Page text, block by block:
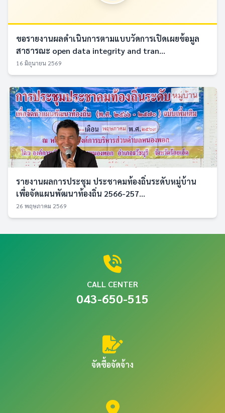
ขอรายงานผลดำเนินการตามแบบวัดการเปิดเผยข้อมูล
สาธารณะ open data integrity and tran...
16 มิถุนายน 2569
รายงานผลการประชุม ประชาคมท้องถิ่นระดับหมู่บ้าน
เพื่อจัดแผนพัฒนาท้องถิ่น 2566-257...
26 พฤษภาคม 2569
CALL CENTER
043-650-515
จัดซื้อจัดจ้าง